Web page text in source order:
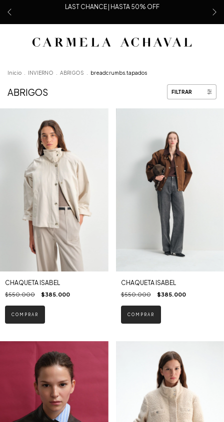
LAST CHANCE | HASTA 50% OFF
Inicio INVIERNO ABRIGOS breadcrumbs.tapados
ABRIGOS FILTRAR
CHAQUETA ISABEL
$550.000 $385.000
COMPRAR
CHAQUETA ISABEL
$550.000 $385.000
COMPRAR